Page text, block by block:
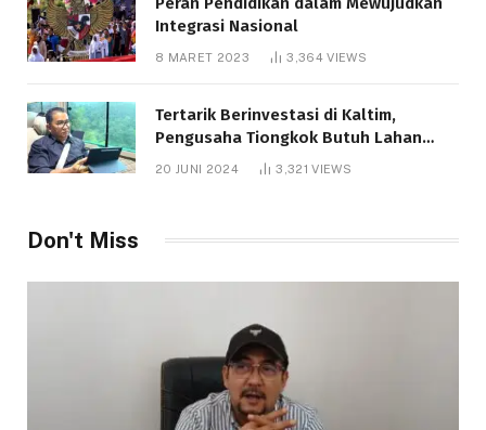
Integrasi Nasional
8 MARET 2023 3,364VIEWS
Tertarik Berinvestasi di Kaltim,
Pengusaha Tiongkok Butuh Lahan
1.000 Hektare
20 JUNI 2024 3,321VIEWS
Don't Miss